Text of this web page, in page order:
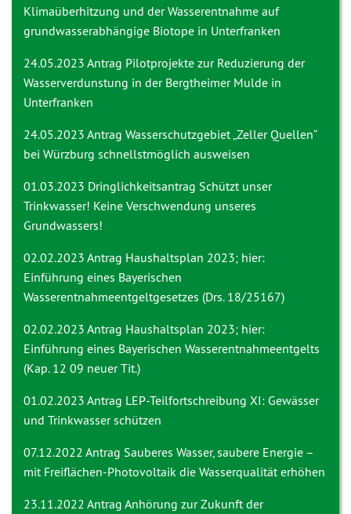
Klimaüberhitzung und der Wasserentnahme auf
grundwasserabhängige Biotope in Unterfranken
24.05.2023 Antrag Pilotprojekte zur Reduzierung der
Wasserverdunstung in der Bergtheimer Mulde in
Unterfranken
24.05.2023 Antrag Wasserschutzgebiet „Zeller Quellen“
bei Würzburg schnellstmöglich ausweisen
01.03.2023 Dringlichkeitsantrag Schützt unser
Trinkwasser! Keine Verschwendung unseres
Grundwassers!
02.02.2023 Antrag Haushaltsplan 2023; hier:
Einführung eines Bayerischen
Wasserentnahmeentgeltgesetzes (Drs. 18/25167)
02.02.2023 Antrag Haushaltsplan 2023; hier:
Einführung eines Bayerischen Wasserentnahmeentgelts
(Kap. 12 09 neuer Tit.)
01.02.2023 Antrag LEP-Teilfortschreibung XI: Gewässer
und Trinkwasser schützen
07.12.2022 Antrag Sauberes Wasser, saubere Energie –
mit Freiflächen-Photovoltaik die Wasserqualität erhöhen
23.11.2022 Antrag Anhörung zur Zukunft der